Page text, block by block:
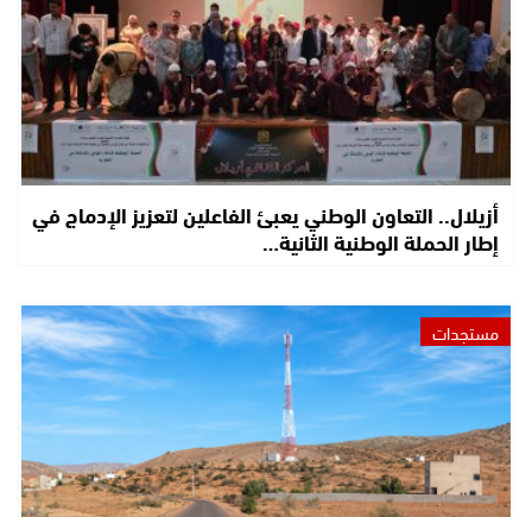
أزيلال.. التعاون الوطني يعبئ الفاعلين لتعزيز الإدماج في
إطار الحملة الوطنية الثانية…
مستجدات